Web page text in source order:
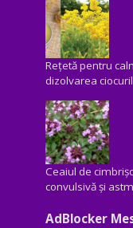
Rețetă pentru
dizolvarea
Ceaiul de
convulsivă şi
AdBlocker